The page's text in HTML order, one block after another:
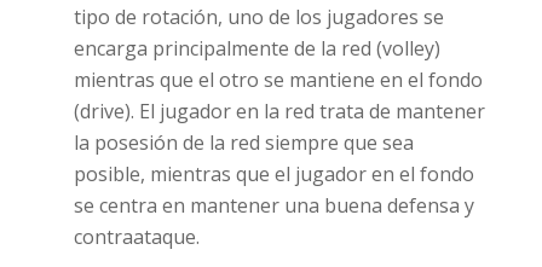
tipo de rotación, uno de los jugadores se
encarga principalmente de la red (volley)
mientras que el otro se mantiene en el fondo
(drive). El jugador en la red trata de mantener
la posesión de la red siempre que sea
posible, mientras que el jugador en el fondo
se centra en mantener una buena defensa y
contraataque.